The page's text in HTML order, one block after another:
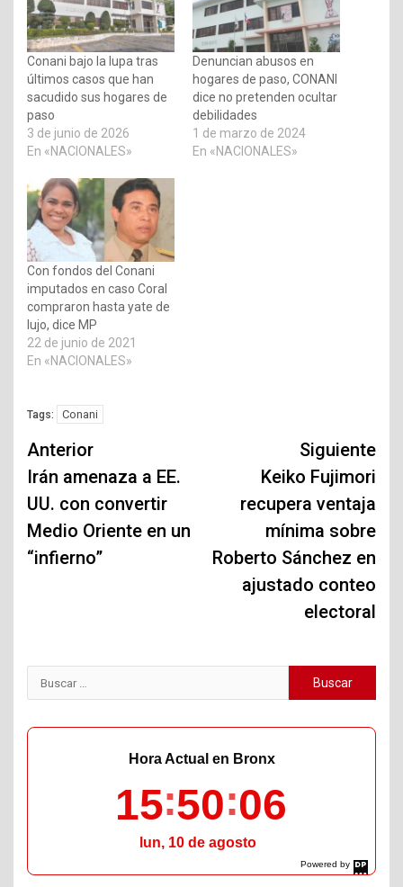
Conani bajo la lupa tras
últimos casos que han
sacudido sus hogares de
paso
3 de junio de 2026
En «NACIONALES»
Denuncian abusos en
hogares de paso, CONANI
dice no pretenden ocultar
debilidades
1 de marzo de 2024
En «NACIONALES»
Con fondos del Conani
imputados en caso Coral
compraron hasta yate de
lujo, dice MP
22 de junio de 2021
En «NACIONALES»
Tags: Conani
Navegación
de
entradas
Anterior
Irán amenaza a EE.
UU. con convertir
Medio Oriente en un
“infierno”
Siguiente
Keiko Fujimori
recupera ventaja
mínima sobre
Roberto Sánchez en
ajustado conteo
electoral
Buscar:
Powered by
DaysPedia.com
Hora Actual en Bronx
15 50 07
lun, 10 de agosto